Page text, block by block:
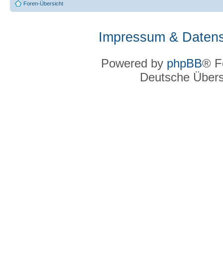
Foren-Übersicht
Impressum &
Powered by phpBB®
Deutsche